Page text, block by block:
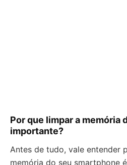
Por que limpar a memória
importante?
Antes de tudo, vale entender
memória do seu smartphone